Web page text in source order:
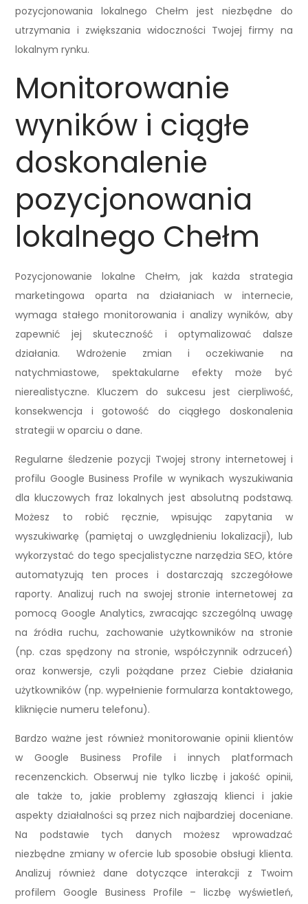
pozycjonowania lokalnego Chełm jest niezbędne do
utrzymania i zwiększania widoczności Twojej firmy na
lokalnym rynku.
Monitorowanie
wyników i ciągłe
doskonalenie
pozycjonowania
lokalnego Chełm
Pozycjonowanie lokalne Chełm, jak każda strategia
marketingowa oparta na działaniach w internecie,
wymaga stałego monitorowania i analizy wyników, aby
zapewnić jej skuteczność i optymalizować dalsze
działania. Wdrożenie zmian i oczekiwanie na
natychmiastowe, spektakularne efekty może być
nierealistyczne. Kluczem do sukcesu jest cierpliwość,
konsekwencja i gotowość do ciągłego doskonalenia
strategii w oparciu o dane.
Regularne śledzenie pozycji Twojej strony internetowej i
profilu Google Business Profile w wynikach wyszukiwania
dla kluczowych fraz lokalnych jest absolutną podstawą.
Możesz to robić ręcznie, wpisując zapytania w
wyszukiwarkę (pamiętaj o uwzględnieniu lokalizacji), lub
wykorzystać do tego specjalistyczne narzędzia SEO, które
automatyzują ten proces i dostarczają szczegółowe
raporty. Analizuj ruch na swojej stronie internetowej za
pomocą Google Analytics, zwracając szczególną uwagę
na źródła ruchu, zachowanie użytkowników na stronie
(np. czas spędzony na stronie, współczynnik odrzuceń)
oraz konwersje, czyli pożądane przez Ciebie działania
użytkowników (np. wypełnienie formularza kontaktowego,
kliknięcie numeru telefonu).
Bardzo ważne jest również monitorowanie opinii klientów
w Google Business Profile i innych platformach
recenzenckich. Obserwuj nie tylko liczbę i jakość opinii,
ale także to, jakie problemy zgłaszają klienci i jakie
aspekty działalności są przez nich najbardziej doceniane.
Na podstawie tych danych możesz wprowadzać
niezbędne zmiany w ofercie lub sposobie obsługi klienta.
Analizuj również dane dotyczące interakcji z Twoim
profilem Google Business Profile – liczbę wyświetleń,